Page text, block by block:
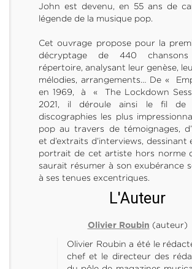
John est devenu, en 55 ans de
légende de la musique pop.
Cet ouvrage propose pour la
décryptage de 440
répertoire, analysant leur genèse,
mélodies, arrangements… De «
en 1969, à « The Lockdown
2021, il déroule ainsi le fil de
discographies les plus
pop au travers de témoignages,
et d’extraits d’interviews, dessinant
portrait de cet artiste hors norme
saurait résumer à son exubérance
à ses tenues excentriques.
L'Auteur
Olivier Roubin (auteur)
Olivier Roubin a été le
chef et le directeur des